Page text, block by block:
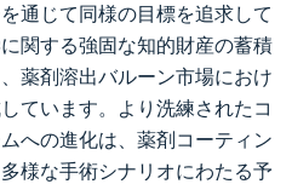
通じて同様の目標を追求して
関する強固な知的財産の蓄積
薬剤溶出バルーン市場におけ
ています。より洗練されたコ
への進化は、薬剤コーティン
様な手術シナリオにわたる予